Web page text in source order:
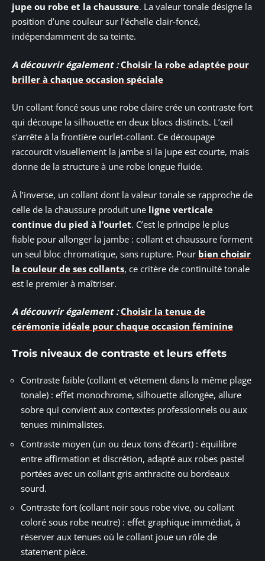
jupe ou robe et la chaussure. La valeur tonale désigne la
position d’une couleur sur l’échelle clair-foncé,
indépendamment de sa teinte.
A découvrir également : Choisir la robe adaptée pour
briller à chaque occasion spéciale
Un collant foncé sous une robe claire crée un contraste fort
qui découpe la silhouette en deux blocs distincts. L’œil
s’arrête à la frontière ourlet-collant. Ce découpage
raccourcit visuellement la jambe si la jupe est courte, mais
donne de la structure à une robe longue fluide.
À l’inverse, un collant dont la valeur tonale se rapproche de
celle de la chaussure produit une ligne verticale
continue du pied à l’ourlet. C’est le principe le plus
fiable pour allonger la jambe : collant et chaussure forment
un seul bloc chromatique, sans rupture. Pour bien choisir
la couleur de ses collants, ce critère de continuité tonale
est le premier à maîtriser.
A découvrir également : Choisir la tenue de
cérémonie idéale pour chaque occasion féminine
Trois niveaux de contraste et leurs effets
Contraste faible (collant et vêtement dans la même plage
tonale) : effet monochrome, silhouette allongée, allure
sobre qui convient aux contextes professionnels ou aux
tenues minimalistes.
Contraste moyen (un ou deux tons d’écart) : équilibre
entre affirmation et discrétion, adapté aux robes pastel
portées avec un collant gris anthracite ou bordeaux
sourd.
Contraste fort (collant noir sous robe vive, ou collant
coloré sous robe neutre) : effet graphique immédiat, à
réserver aux tenues où le collant joue un rôle de
statement pièce.